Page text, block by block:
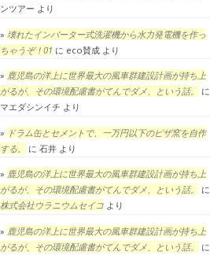
ンツアー より
壊れたインバーター式洗濯機から水力発電機を作っ
ちゃうぞ！01 に eco賛成 より
鹿児島の洋上に世界最大の風車群建設計画が持ち上
がるが、その環境配慮書がてんでダメ、という話。
に
マエダシンイチ より
ドラム缶とセメントで、一万円以下のピザ窯を自作
する。
に 石井 より
鹿児島の洋上に世界最大の風車群建設計画が持ち上
がるが、その環境配慮書がてんでダメ、という話。
に
株式会社ウラニウムセイコ より
鹿児島の洋上に世界最大の風車群建設計画が持ち上
がるが、その環境配慮書がてんでダメ、という話。
に